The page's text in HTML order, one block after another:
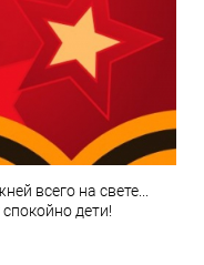
всего на свете...
дети!